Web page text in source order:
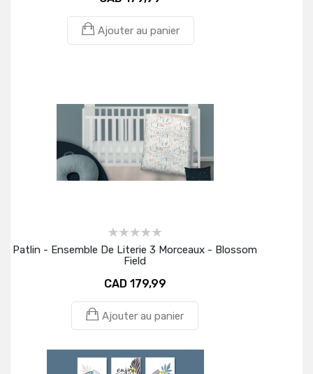
Ajouter au panier
Patlin - Ensemble De Literie 3 Morceaux - Blossom
Field
CAD 179,99
Ajouter au panier